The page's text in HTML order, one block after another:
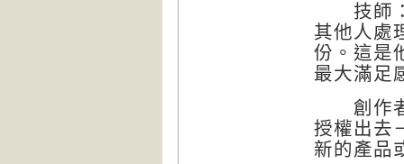
技師：
其他人處
份。這是
最大滿足
創作者
授權出去
新的產品